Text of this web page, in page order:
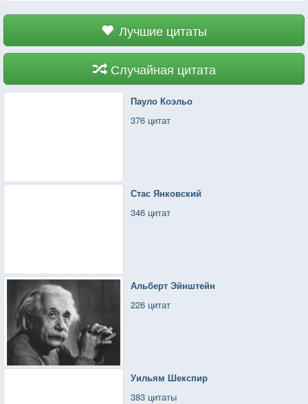
Лучшие цитаты
Случайная цитата
Пауло Коэльо
376 цитат
Стас Янковский
346 цитат
Альберт Эйнштейн
226 цитат
Уильям Шекспир
383 цитаты